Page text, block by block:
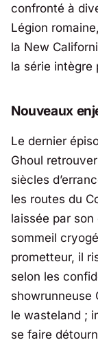
confronté à
Légion
la New
la série intègre
Nouveaux
Le dernier
Ghoul
siècles
les routes du
laissée par
sommeil
prometteur, il
selon les
showrunneuse
le wasteland ;
se faire